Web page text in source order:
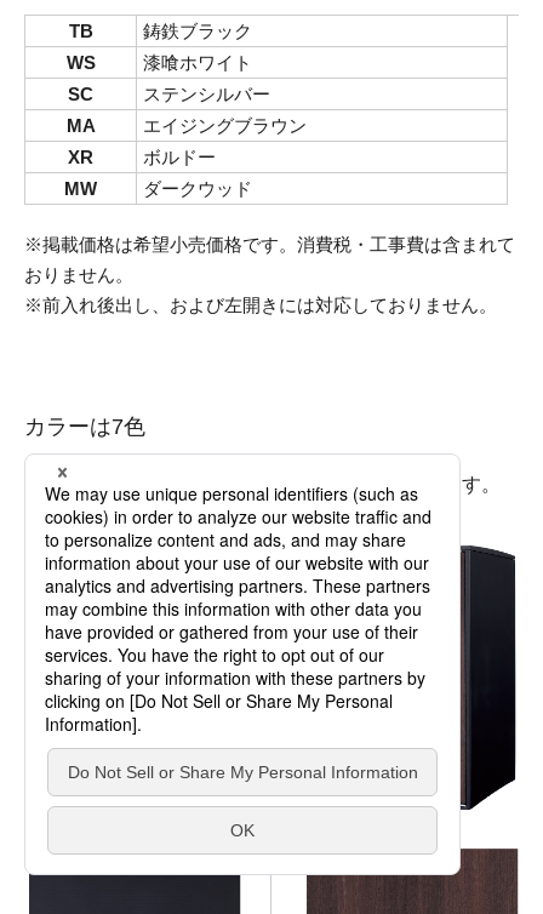
TB
鋳鉄ブラック
WS
漆喰ホワイト
SC
ステンシルバー
MA
エイジングブラウン
XR
ボルドー
MW
ダークウッド
※掲載価格は希望小売価格です。消費税・工事費は含まれて
おりません。
※前入れ後出し、および左開きには対応しておりません。
カラーは7色
マット調で落ち着いた7色の扉柄をご用意しています。
扉：樹脂生地色
扉：木目シート